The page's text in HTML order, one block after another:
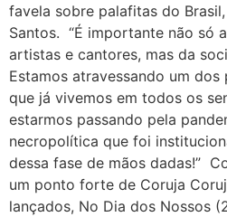
favela sobre palafitas do
Santos. “É importante não só
artistas e cantores, mas da
Estamos atravessando um
que já vivemos em todos os
estarmos passando pela
necropolítica que foi
dessa fase de mãos dadas!”
um ponto forte de Coruja
lançados, No Dia dos Nossos